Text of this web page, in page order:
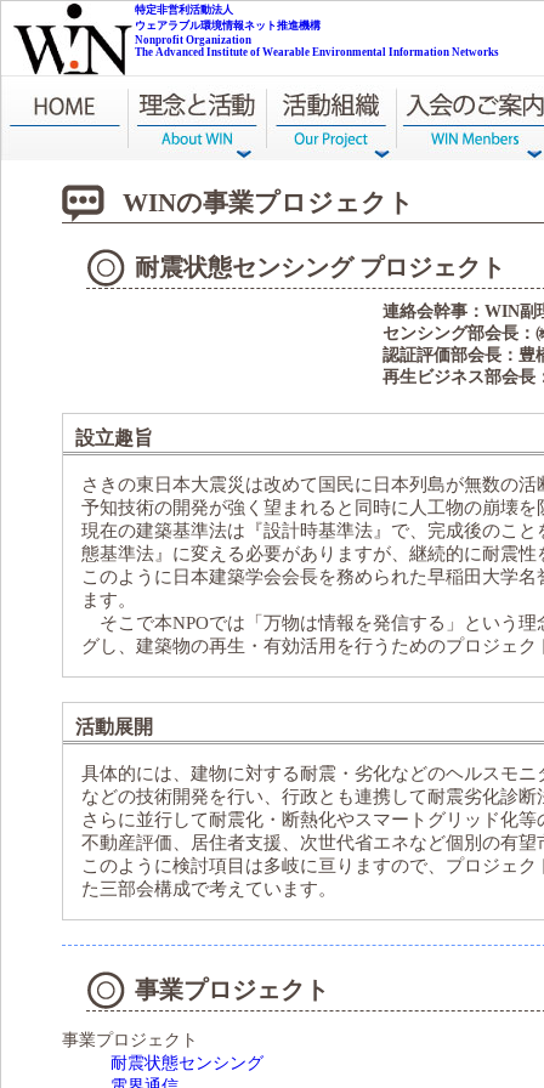
特定非営利活動法人
ウェアラブル環境情報ネット推進機構
Nonprofit Organization
The Advanced Institute of Wearable Environmental Information Networks
WINの事業プロジェクト
耐震状態センシング プロジェクト
連絡会幹事：WIN
センシング部会長
認証評価部会長：
再生ビジネス部会
設立趣旨
さきの東日本大震災は改めて国民に日本列島が無数の
予知技術の開発が強く望まれると同時に人工物の崩壊
現在の建築基準法は『設計時基準法』で、完成後のこ
態基準法』に変える必要がありますが、継続的に耐震
このように日本建築学会会長を務められた早稲田大学
ます。
そこで本NPOでは「万物は情報を発信する」という
グし、建築物の再生・有効活用を行うためのプロジェ
活動展開
具体的には、建物に対する耐震・劣化などのヘルスモ
などの技術開発を行い、行政とも連携して耐震劣化診
さらに並行して耐震化・断熱化やスマートグリッド化
不動産評価、居住者支援、次世代省エネなど個別の有
このように検討項目は多岐に亘りますので、プロジェ
た三部会構成で考えています。
事業プロジェクト
事業プロジェクト
耐震状態センシング